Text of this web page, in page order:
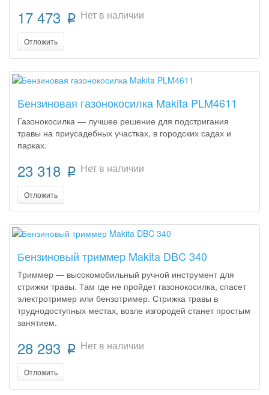
17 473 p Нет в наличии
Отложить
Бензиновая газонокосилка Makita PLM4611
Газонокосилка — лучшее решение для подстригания
травы на приусадебных участках, в городских садах и
парках.
23 318 p Нет в наличии
Отложить
Бензиновый триммер Makita DBC 340
Триммер — высокомобильный ручной инструмент для
стрижки травы. Там где не пройдет газонокосилка, спасет
электротример или бензотример. Стрижка травы в
труднодоступных местах, возле изгородей станет простым
занятием.
28 293 p Нет в наличии
Отложить